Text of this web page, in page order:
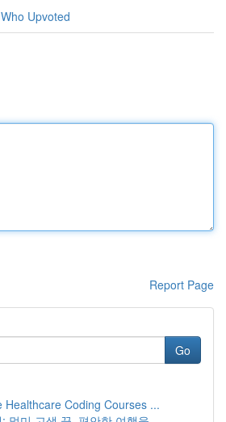
Who Upvoted
Report Page
Go
Healthcare Coding Courses ...